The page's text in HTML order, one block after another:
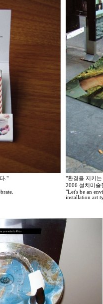
."
"환경을 지키
2006 설치미술
"Let's be an
installation art